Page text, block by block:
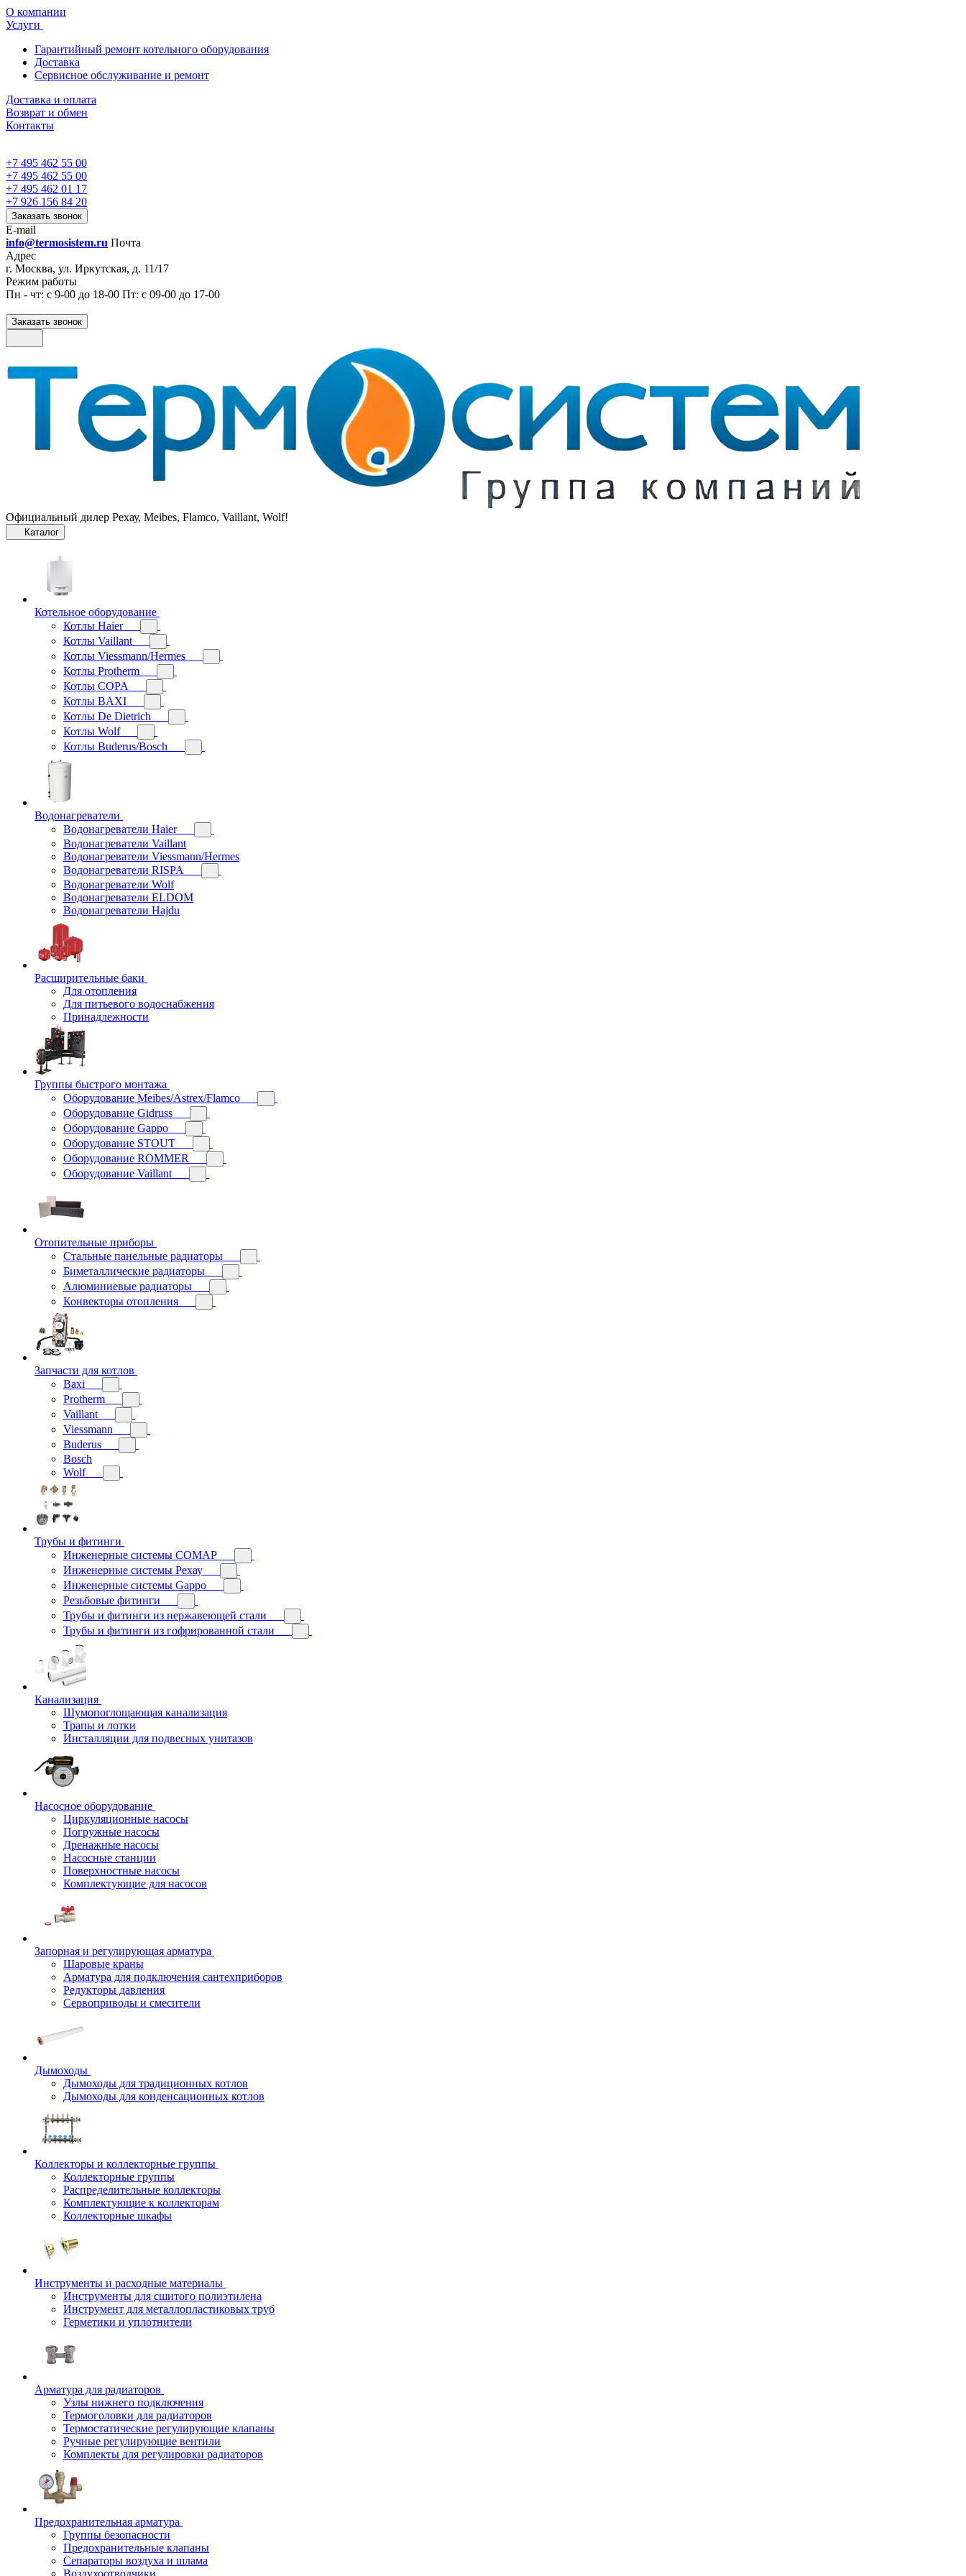
О компании
Услуги
Гарантийный ремонт котельного оборудования
Доставка
Сервисное обслуживание и ремонт
Доставка и оплата
Возврат и обмен
Контакты
+7 495 462 55 00
+7 495 462 55 00
+7 495 462 01 17
+7 926 156 84 20
Заказать звонок
E-mail
info@termosistem.ru Почта
Адрес
г. Москва, ул. Иркутская, д. 11/17
Режим работы
Пн - чт: с 9-00 до 18-00 Пт: с 09-00 до 17-00
Заказать звонок
Официальный дилер Рехау, Meibes, Flamco, Vaillant, Wolf!
Каталог
Котельное оборудование
Котлы Haier
Котлы Vaillant
Котлы Viessmann/Hermes
Котлы Protherm
Котлы COPA
Котлы BAXI
Котлы De Dietrich
Котлы Wolf
Котлы Buderus/Bosch
Водонагреватели
Водонагреватели Haier
Водонагреватели Vaillant
Водонагреватели Viessmann/Hermes
Водонагреватели RISPA
Водонагреватели Wolf
Водонагреватели ELDOM
Водонагреватели Hajdu
Расширительные баки
Для отопления
Для питьевого водоснабжения
Принадлежности
Группы быстрого монтажа
Оборудование Meibes/Astrex/Flamco
Оборудование Gidruss
Оборудование Gappo
Оборудование STOUT
Оборудование ROMMER
Оборудование Vaillant
Отопительные приборы
Стальные панельные радиаторы
Биметаллические радиаторы
Алюминиевые радиаторы
Конвекторы отопления
Запчасти для котлов
Baxi
Protherm
Vaillant
Viessmann
Buderus
Bosch
Wolf
Трубы и фитинги
Инженерные системы COMAP
Инженерные системы Рехау
Инженерные системы Gappo
Резьбовые фитинги
Трубы и фитинги из нержавеющей стали
Трубы и фитинги из гофрированной стали
Канализация
Шумопоглощающая канализация
Трапы и лотки
Инсталляции для подвесных унитазов
Насосное оборудование
Циркуляционные насосы
Погружные насосы
Дренажные насосы
Насосные станции
Поверхностные насосы
Комплектующие для насосов
Запорная и регулирующая арматура
Шаровые краны
Арматура для подключения сантехприборов
Редукторы давления
Сервоприводы и смесители
Дымоходы
Дымоходы для традиционных котлов
Дымоходы для конденсационных котлов
Коллекторы и коллекторные группы
Коллекторные группы
Распределительные коллекторы
Комплектующие к коллекторам
Коллекторные шкафы
Инструменты и расходные материалы
Инструменты для сшитого полиэтилена
Инструмент для металлопластиковых труб
Герметики и уплотнители
Арматура для радиаторов
Узлы нижнего подключения
Термоголовки для радиаторов
Термостатические регулирующие клапаны
Ручные регулирующие вентили
Комплекты для регулировки радиаторов
Предохранительная арматура
Группы безопасности
Предохранительные клапаны
Сепараторы воздуха и шлама
Воздухоотводчики